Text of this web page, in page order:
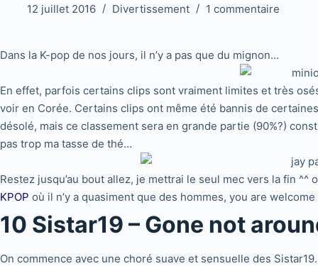
12 juillet 2016 Divertissement 1 commentaire
Dans la K-pop de nos jours, il n’y a pas que du mignon…
En effet, parfois certains clips sont vraiment limites et très
voir en Corée. Certains clips ont même été bannis de
désolé, mais ce classement sera en grande partie (90%?)
pas trop ma tasse de thé…
Restez jusqu’au bout allez, je mettrai le seul mec vers la fin
KPOP où il n’y a quasiment que des hommes, you are
10 Sistar19 – Gone not
On commence avec une choré suave et sensuelle des